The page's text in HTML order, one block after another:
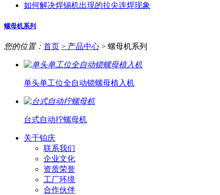
如何解决焊锡机出现的拉尖连焊现象
螺母机系列
您的位置： 首页 > 产品中心 > 螺母机系列
单头单工位全自动锁螺母植入机
台式自动拧螺母机
关于铂庆
联系我们
企业文化
资质荣誉
工厂环境
合作伙伴